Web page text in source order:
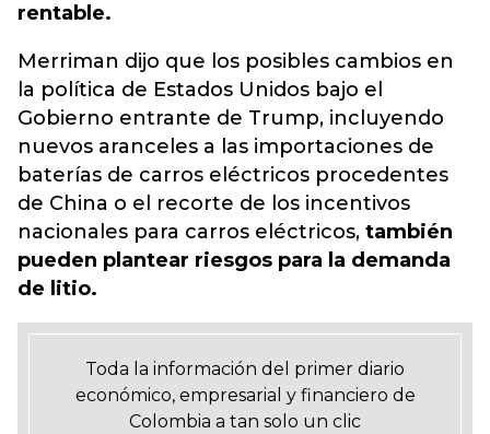
rentable.
Merriman dijo que los posibles cambios en
la política de Estados Unidos bajo el
Gobierno entrante de Trump, incluyendo
nuevos aranceles a las importaciones de
baterías de carros eléctricos procedentes
de China o el recorte de los incentivos
nacionales para carros eléctricos, también
pueden plantear riesgos para la demanda
de litio.
Toda la información del primer diario
económico, empresarial y financiero de
Colombia a tan solo un clic